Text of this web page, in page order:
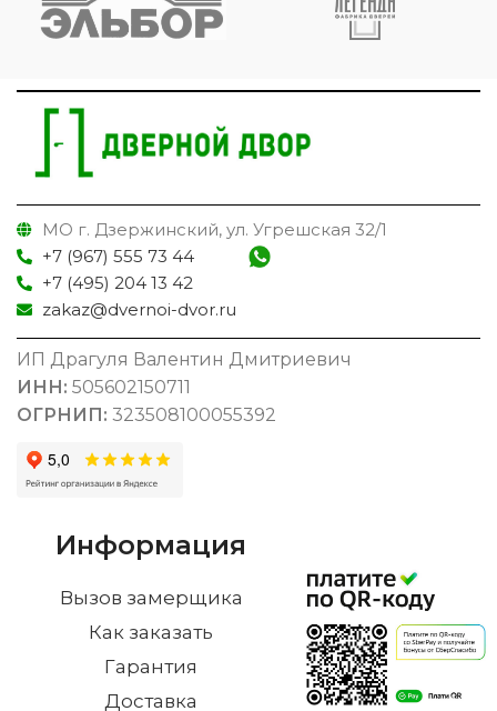
МО г. Дзержинский, ул. Угрешская 32/1
+7 (967) 555 73 44
+7 (495) 204 13 42
zakaz@dvernoi-dvor.ru
ИП Драгуля Валентин Дмитриевич
ИНН: 505602150711
ОГРНИП: 323508100055392
Информация
Вызов замерщика
Как заказать
Гарантия
Доставка